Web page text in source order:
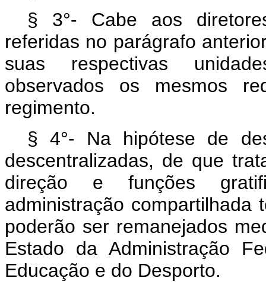
§ 3°- Cabe aos
referidas no parágrafo
suas respectivas
observados os mesmos
regimento.
§ 4°- Na hipótese de
descentralizadas, de que
direção e funções
administração compartilhada
poderão ser remanejados
Estado da Administração
Educação e do Desporto.